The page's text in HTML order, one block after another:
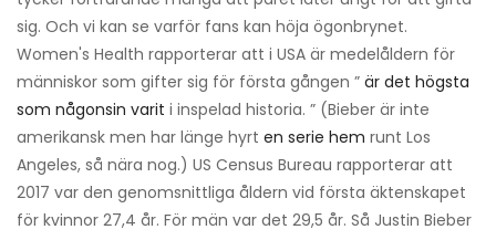
sig. Och vi kan se varför fans kan höja ögonbrynet.
Women's Health rapporterar att i USA är medelåldern för
människor som gifter sig för första gången ” är det högsta
som någonsin varit i inspelad historia. ” (Bieber är inte
amerikansk men har länge hyrt en serie hem runt Los
Angeles, så nära nog.) US Census Bureau rapporterar att
2017 var den genomsnittliga åldern vid första äktenskapet
för kvinnor 27,4 år. För män var det 29,5 år. Så Justin Bieber